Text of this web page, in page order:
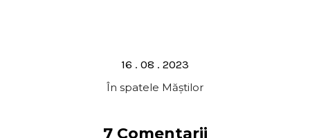
Posted
16 . 08 . 2023
În spatele Măștilor
7 Comentarii